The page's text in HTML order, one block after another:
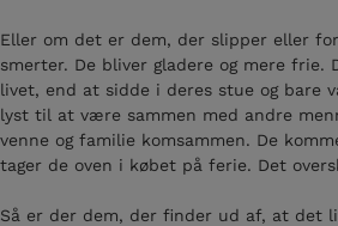
Eller om det er dem, der slipper eller
smerter. De bliver gladere og mere frie.
livet, end at sidde i deres stue og bare
lyst til at være sammen med andre
venne og familie komsammen. De
tager de oven i købet på ferie. Det
Så er der dem, der finder ud af, at det